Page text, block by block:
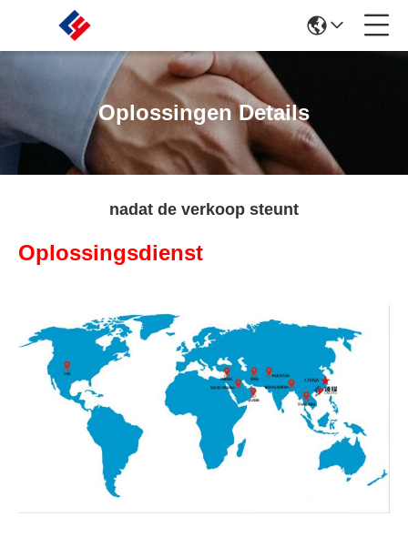
Oplossingen Details
nadat de verkoop steunt
Oplossingsdienst